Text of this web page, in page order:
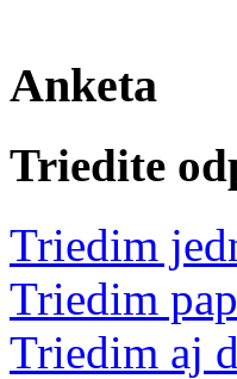
Anketa
Triedite
Triedim
Triedim
Triedim aj